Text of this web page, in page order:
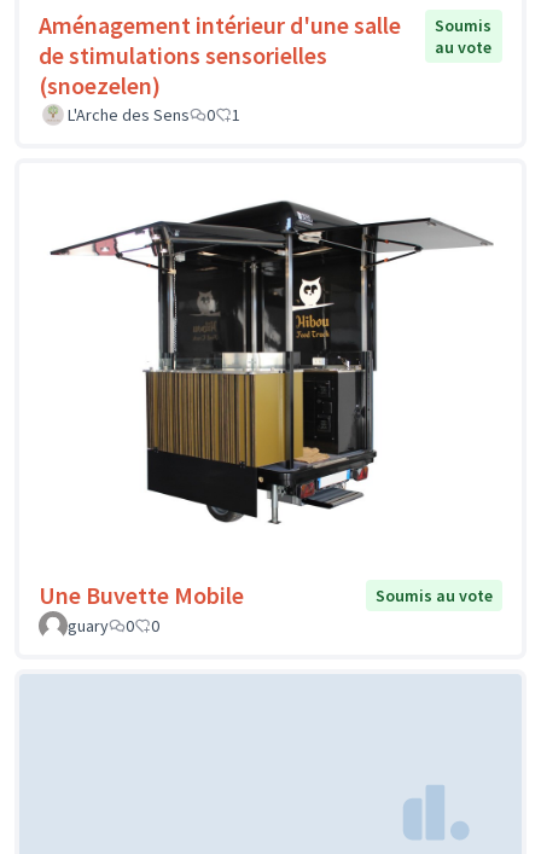
Aménagement intérieur d'une salle
de stimulations sensorielles
(snoezelen)
Soumis
au vote
L'Arche des Sens 0 1
Une Buvette Mobile
Soumis au vote
guary
0 0